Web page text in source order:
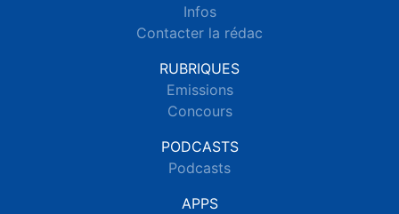
Infos
Contacter la rédac
RUBRIQUES
Emissions
Concours
PODCASTS
Podcasts
APPS